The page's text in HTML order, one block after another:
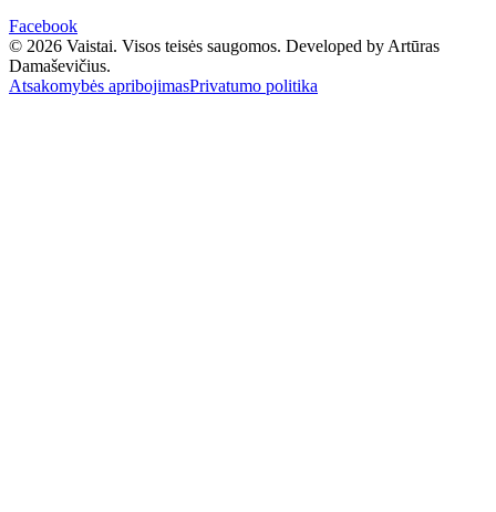
Facebook
© 2026 Vaistai. Visos teisės saugomos. Developed by Artūras
Damaševičius.
Atsakomybės apribojimasPrivatumo politika